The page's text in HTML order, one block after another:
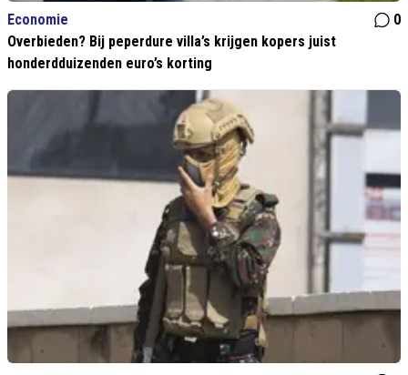
Economie
0
Overbieden? Bij peperdure villa’s krijgen kopers juist
honderdduizenden euro’s korting